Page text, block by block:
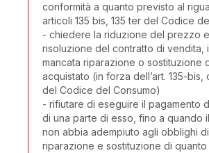
conformità a quanto previsto al
articoli 135 bis, 135 ter del Codice
- chiedere la riduzione del prezzo
risoluzione del contratto di vendita,
mancata riparazione o sostituzione
acquistato (in forza dell’art. 135-bis,
del Codice del Consumo)
- rifiutare di eseguire il pagamento
di una parte di esso, fino a quando
non abbia adempiuto agli obblighi di
riparazione e sostituzione di quanto